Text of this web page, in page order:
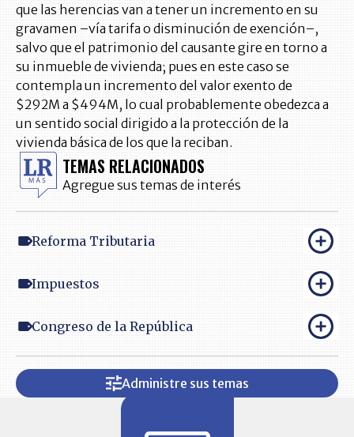
que las herencias van a tener un incremento en su
gravamen –vía tarifa o disminución de exención–,
salvo que el patrimonio del causante gire en torno a
su inmueble de vivienda; pues en este caso se
contempla un incremento del valor exento de
$292M a $494M, lo cual probablemente obedezca a
un sentido social dirigido a la protección de la
vivienda básica de los que la reciban.
TEMAS RELACIONADOS
Agregue sus temas de interés
Reforma Tributaria
Impuestos
Congreso de la República
Administre sus temas